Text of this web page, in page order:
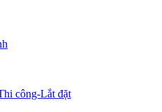
công-Lắt đặt